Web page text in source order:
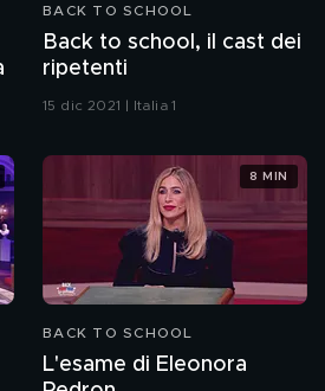
Eleonora
Grandi VS
L'esame di
BACK TO SCHOOL
Back to school, il cast dei
ripetenti
15 dic 2021 | Italia 1
BACK TO SCHOOL
L'esame di Eleonora
8 MIN